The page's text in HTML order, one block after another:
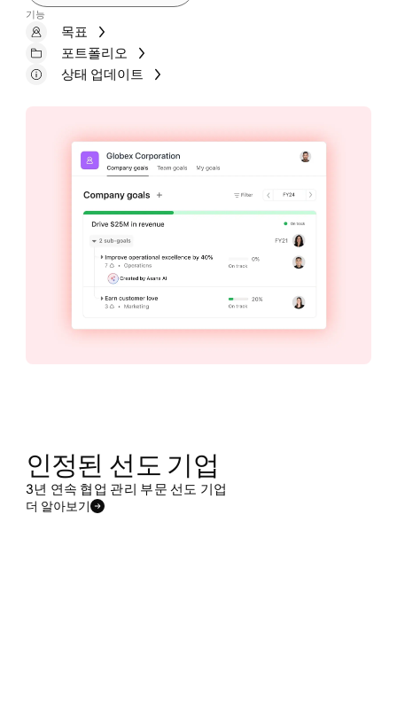
기능
목표
포트폴리오
상태 업데이트
양식
규칙
Bundles
프로젝트
인정된 선도 기업
3년 연속 협업 관리 부문 선도 기업
더 알아보기